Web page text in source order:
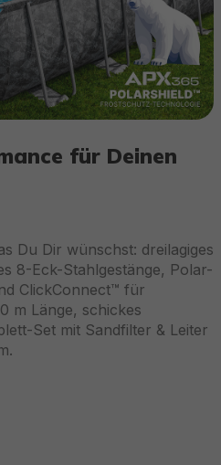
für Deinen
Du Dir wünschst: dreilagiges
8-Eck-Stahlgestänge, Polar-
ClickConnect™ für
m Länge, schickes
Set mit Sandfilter & Leiter